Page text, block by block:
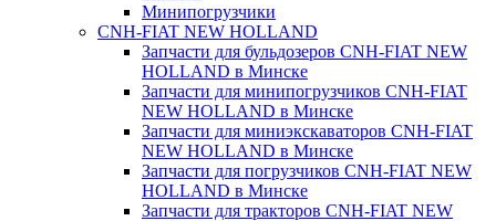
Минипогрузчики
CNH-FIAT NEW HOLLAND
Запчасти для бульдозеров CNH-FIAT NEW
HOLLAND в Минске
Запчасти для минипогрузчиков CNH-FIAT
NEW HOLLAND в Минске
Запчасти для миниэкскаваторов CNH-FIAT
NEW HOLLAND в Минске
Запчасти для погрузчиков CNH-FIAT NEW
HOLLAND в Минске
Запчасти для тракторов CNH-FIAT NEW